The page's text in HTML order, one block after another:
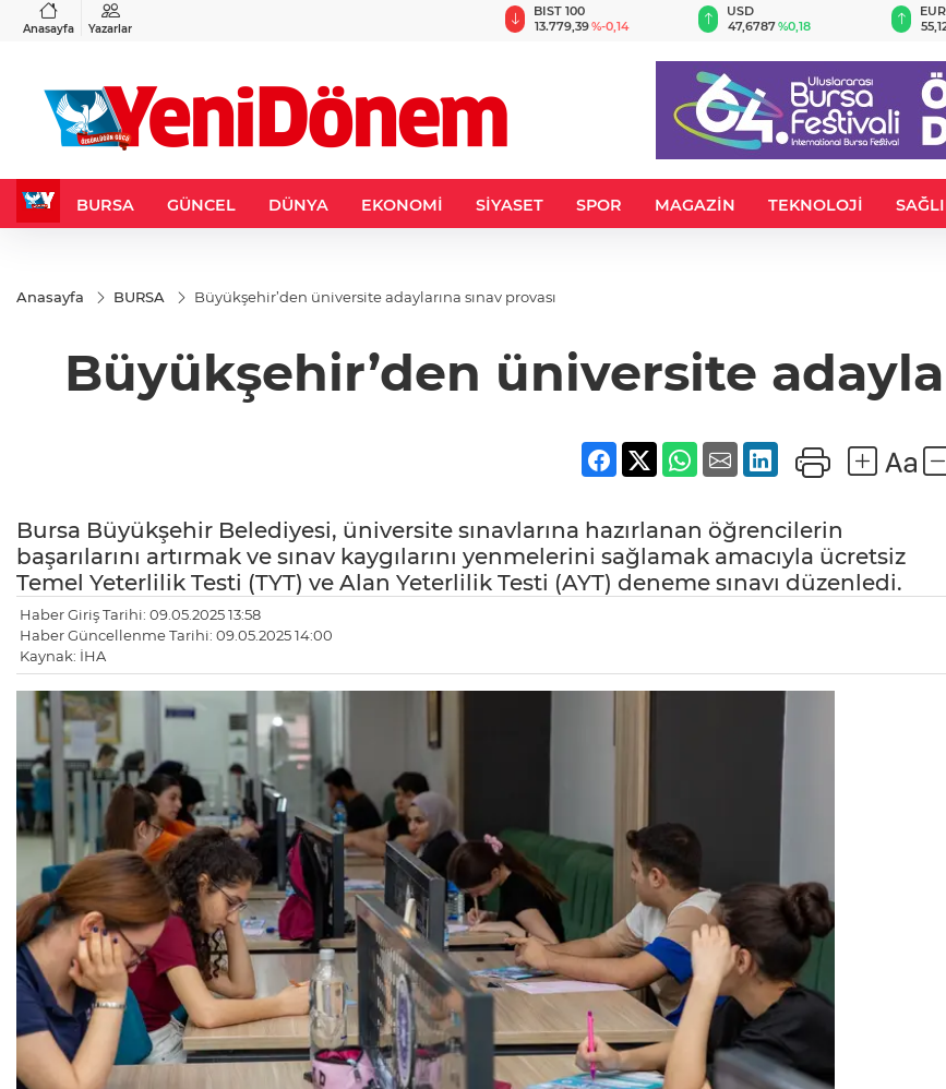
Anasayfa Yazarlar
%-0,22
BIST 100
13.779,39%-0,14
USD
47,6787%0,18
EUR
BURSA GÜNCEL DÜNYA EKONOMİ SİYASET SPOR MAGAZİN TEKNOLOJİ
Anasayfa BURSA Büyükşehir’den üniversite adaylarına sınav provası
Büyükşehir’den üniversite
Bursa Büyükşehir Belediyesi, üniversite sınavlarına hazırlanan öğrencilerin
başarılarını artırmak ve sınav kaygılarını yenmelerini sağlamak amacıyla ücretsiz
Temel Yeterlilik Testi (TYT) ve Alan Yeterlilik Testi (AYT) deneme sınavı düzenledi.
Haber Giriş Tarihi: 09.05.2025 13:58
Haber Güncellenme Tarihi: 09.05.2025 14:00
Kaynak: İHA